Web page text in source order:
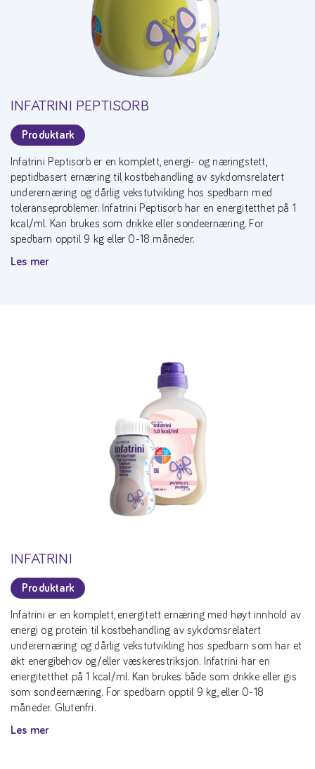
INFATRINI PEPTISORB
Produktark
Infatrini Peptisorb er en komplett, energi- og næringstett,
peptidbasert ernæring til kostbehandling av sykdomsrelatert
underernæring og dårlig vekstutvikling hos spedbarn med
toleranseproblemer. Infatrini Peptisorb har en energitetthet på 1
kcal/ml. Kan brukes som drikke eller sondeernæring. For
spedbarn opptil 9 kg eller 0-18 måneder.
Les mer
INFATRINI
Produktark
Infatrini er en komplett, energitett ernæring med høyt innhold av
energi og protein til kostbehandling av sykdomsrelatert
underernæring og dårlig vekstutvikling hos spedbarn som har et
økt energibehov og/eller væskerestriksjon. Infatrini har en
energitetthet på 1 kcal/ml. Kan brukes både som drikke eller gis
som sondeernæring. For spedbarn opptil 9 kg, eller 0-18
måneder. Glutenfri.
Les mer